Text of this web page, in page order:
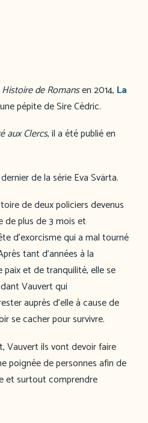
de Romansen 2014, La
pépite de Sire Cédric.
aux Clercs, il a été publié en
de la série Eva Svärta.
de deux policiers devenus
de plus de 3 mois et
d’exorcisme qui a mal tourné
tant d’années à la
paix et de tranquilité, elle se
Vauvert qui
auprès d’elle à cause de
se cacher pour survivre.
Vauvert ils vont devoir faire
poignée de personnes afin de
et surtout comprendre